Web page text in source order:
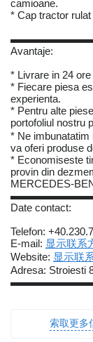
camioane.
* Cap tractor
Avantaje:
* Livrare in 24
* Fiecare piesa
experienta.
* Pentru alte
portofoliul nostru
* Ne imbunatatim
va oferi produse
* Economiseste
provin din
MERCEDES-
Date contact:
Telefon:
E-mail: 显示联系
Website: 显示联
Adresa: Stroiesti
索取更多